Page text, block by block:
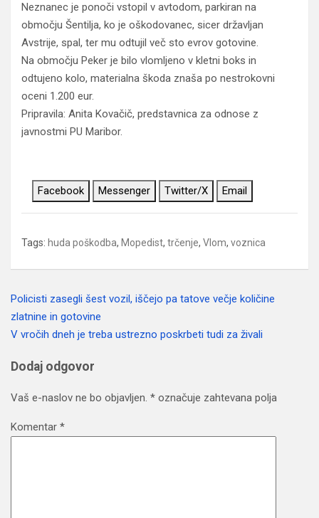
Neznanec je ponoči vstopil v avtodom, parkiran na
območju Šentilja, ko je oškodovanec, sicer državljan
Avstrije, spal, ter mu odtujil več sto evrov gotovine.
Na območju Peker je bilo vlomljeno v kletni boks in
odtujeno kolo, materialna škoda znaša po nestrokovni
oceni 1.200 eur.
Pripravila: Anita Kovačič, predstavnica za odnose z
javnostmi PU Maribor.
Facebook Messenger Twitter/X Email
Tags: huda poškodba, Mopedist, trčenje, Vlom, voznica
Navigacija
prispevka
Policisti zasegli šest vozil, iščejo pa tatove večje količine
zlatnine in gotovine
V vročih dneh je treba ustrezno poskrbeti tudi za živali
Dodaj odgovor
Vaš e-naslov ne bo objavljen. * označuje zahtevana polja
Komentar *